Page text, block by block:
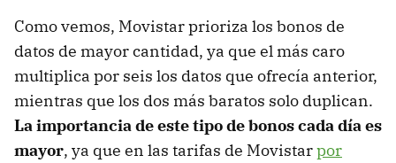
Como vemos, Movistar prioriza los bonos de
datos de mayor cantidad, ya que el más caro
multiplica por seis los datos que ofrecía anterior,
mientras que los dos más baratos solo duplican.
La importancia de este tipo de bonos cada día es
mayor, ya que en las tarifas de Movistarpor